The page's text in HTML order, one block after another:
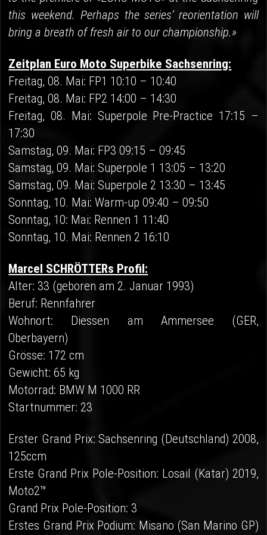
this weekend. Perhaps the series’ reorientation will
bring a breath of fresh air to our championship.»
Zeitplan Euro Moto Superbike Sachsenring:
Freitag, 08. Mai: FP1 10:10 – 10:40
Freitag, 08. Mai: FP2 14:00 – 14:30
Freitag, 08. Mai: Superpole Pre-Practice 17:15 –
17:30
Samstag, 09. Mai: FP3 09:15 – 09:45
Samstag, 09. Mai: Superpole 1 13:05 – 13:20
Samstag, 09. Mai: Superpole 2 13:30 – 13:45
Sonntag, 10. Mai: Warm-up 09:40 – 09:50
Sonntag, 10: Mai: Rennen 1 11:40
Sonntag, 10. Mai: Rennen 2 16:10
Marcel SCHRÖTTERs Profil:
Alter: 33 (geboren am 2. Januar 1993)
Beruf: Rennfahrer
Wohnort: Diessen am Ammersee (GER,
Oberbayern)
Grösse: 172 cm
Gewicht: 65 kg
Motorrad: BMW M 1000 RR
Startnummer: 23
Erster Grand Prix: Sachsenring (Deutschland) 2008,
125ccm
Erste Grand Prix Pole-Position: Losail (Katar) 2019,
Moto2™
Grand Prix Pole-Position: 3
Erstes Grand Prix Podium: Misano (San Marino GP)